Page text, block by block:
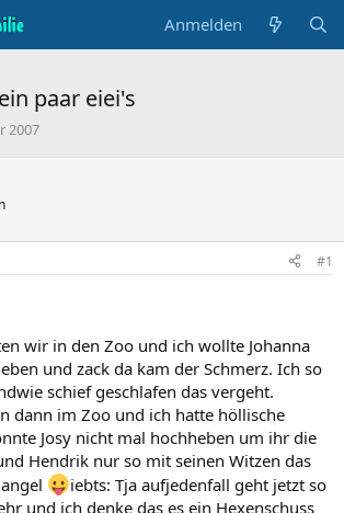
Anmelden
paar eiei's
2007
#1
wir in den Zoo und ich wollte Johanna
und zack da kam der Schmerz. Ich so
schief geschlafen das vergeht.
dann im Zoo und ich hatte höllische
Josy nicht mal hochheben um ihr die
Hendrik nur so mit seinen Witzen das
iebts: Tja aufjedenfall geht jetzt so
und ich denke das es ein Hexenschuss